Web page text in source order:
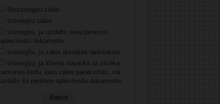
Neizsniegšu zāles.
Izsniegšu zāles.
Izsniegšu, ja uzrādīs savu personu
dokumentu.
Izsniegšu, ja zāles domātas radiniekam.
Izsniegšu, ja klients nosauks tā cilvēka
kodu, kam zāles parakstītas, vai
šo personu apliecinošu dokumentu.